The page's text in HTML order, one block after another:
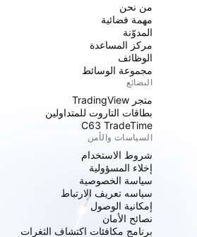
من نحن
مهمة فضائية
المدوّنة
مركز المساعدة
الوظائف
مجموعة الوسائط
البضائع
متجر TradingView
بطاقات التاروت للمتداولين
C63 TradeTime
السياسات والأمن
شروط الاستخدام
إخلاء المسؤولية
سياسة الخصوصية
سياسه تعريف الارتباط
إمكانية الوصول
نصائح الأمان
برنامج مكافئات اكتشاف الثغرات